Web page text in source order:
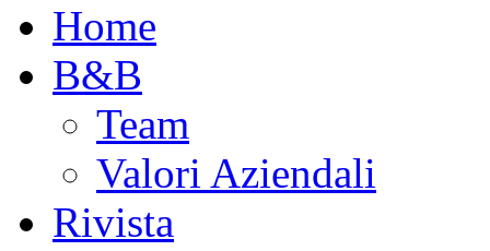
Home
B&B
Team
Valori Aziendali
Rivista